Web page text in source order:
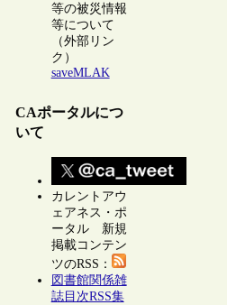
等の被災情報
等について
（外部リン
ク）
saveMLAK
CAポータルにつ
いて
カレントアウ
ェアネス・ポ
ータル 新規
掲載コンテン
ツのRSS：
図書館関係雑
誌目次RSS集